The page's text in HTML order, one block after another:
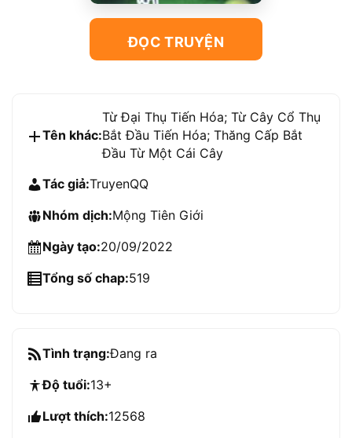
ĐỌC TRUYỆN
Tên khác:
Từ Đại Thụ Tiến Hóa; Từ Cây Cổ Thụ
Bắt Đầu Tiến Hóa; Thăng Cấp Bắt
Đầu Từ Một Cái Cây
Tác giả:TruyenQQ
Nhóm dịch:Mộng Tiên Giới
Ngày tạo:20/09/2022
Tổng số chap:519
Tình trạng:Đang ra
Độ tuổi:13+
Lượt thích:12568